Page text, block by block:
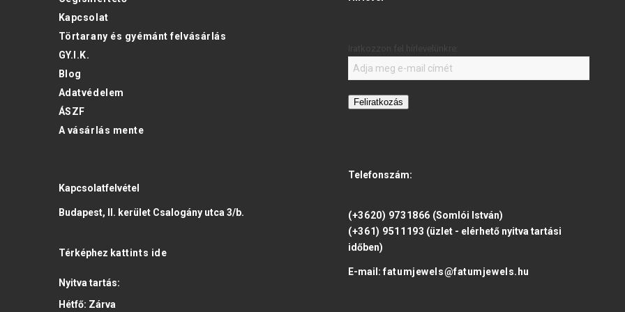
Kapcsolat
Törtarany és gyémánt felvásárlás
GY.I.K.
Blog
Adatvédelem
ÁSZF
A vásárlás mente
Kapcsolatfelvétel
Budapest, II. kerület Csalogány utca 3/b.
Térképhez kattints ide
Nyitva tartás:
Hétfő: Zárva
Feliratkozás
Telefonszám:
(+3620) 9731866 (Somlói István)
(+361) 9511193 (üzlet - elérhető nyitva tartási
időben)
E-mail:fatumjewels@fatumjewels.hu